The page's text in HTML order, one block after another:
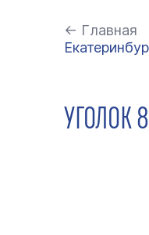
← Главная
УГОЛОК